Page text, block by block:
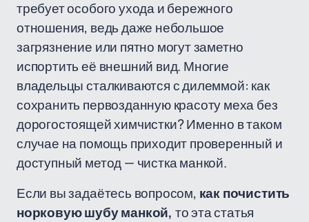
требует особого ухода и бережного
отношения, ведь даже небольшое
загрязнение или пятно могут заметно
испортить её внешний вид. Многие
владельцы сталкиваются с дилеммой: как
сохранить первозданную красоту меха без
дорогостоящей химчистки? Именно в таком
случае на помощь приходит проверенный и
доступный метод — чистка манкой.
Если вы задаётесь вопросом, как почистить
норковую шубу манкой, то эта статья